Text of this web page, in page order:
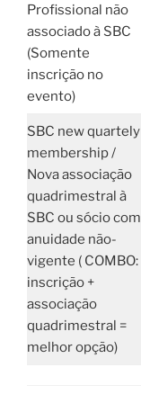
Profissional não
associado à SBC
(Somente
inscrição no
evento)
SBC new quartely
membership /
Nova associação
quadrimestral à
SBC ou sócio com
anuidade não-
vigente ( COMBO:
inscrição +
associação
quadrimestral =
melhor opção)